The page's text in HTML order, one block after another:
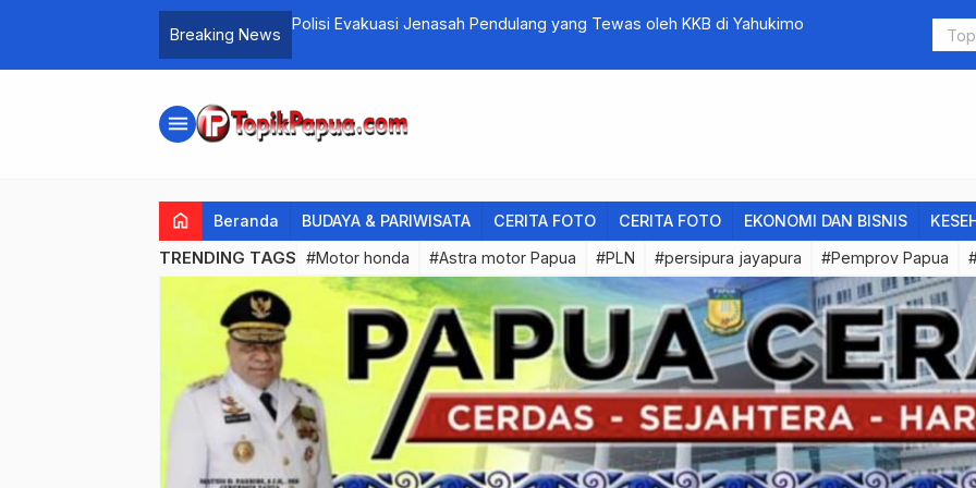
Breaking News
Polisi Evakuasi Jenasah Pendulang yang Tewas oleh KKB di Yahukimo
PLN UP3
Simulasi
menu
home Beranda BUDAYA & PARIWISATA CERITA FOTO CERITA FOTO EKONOMI DAN BISNIS
TRENDING TAGS #Motor honda #Astra motor Papua #PLN #persipura jayapura #Pemprov Papua